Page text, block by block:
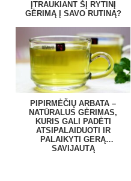
ĮTRAUKIANT ŠĮ RYTINĮ
GĖRIMĄ Į SAVO RUTINĄ?
PIPIRMĖČIŲ ARBATA –
NATŪRALUS GĖRIMAS,
KURIS GALI PADĖTI
ATSIPALAIDUOTI IR
PALAIKYTI GERĄ
SAVIJAUTĄ